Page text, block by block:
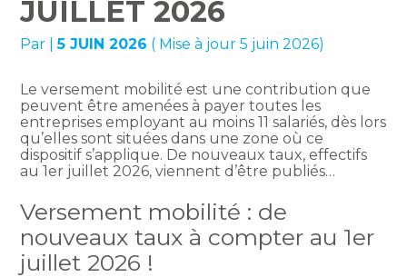
JUILLET 2026
Par |5 JUIN 2026 ( Mise à jour 5 juin 2026)
Le versement mobilité est une contribution que
peuvent être amenées à payer toutes les
entreprises employant au moins 11 salariés, dès lors
qu’elles sont situées dans une zone où ce
dispositif s’applique. De nouveaux taux, effectifs
au 1er juillet 2026, viennent d’être publiés…
Versement mobilité : de
nouveaux taux à compter au 1er
juillet 2026 !